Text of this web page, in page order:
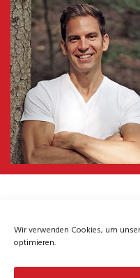
Wir verwenden Cookies, um
optimieren.
Patrick J. Bauer
Pat ist der Gründer und
von 4yourfitness.com. Er ist
Geschäftsführer eines
Sportverbandes,
Sportwissenschaftler, Dipl.
Ernährungstrainer und
Familienvater. Pat liebt
Training und bloggt aus
Leidenschaft um die Welt ein
wenig fitter zu machen.
ZURÜCK